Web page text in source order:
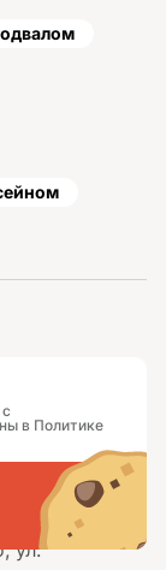
ул.
в Политике